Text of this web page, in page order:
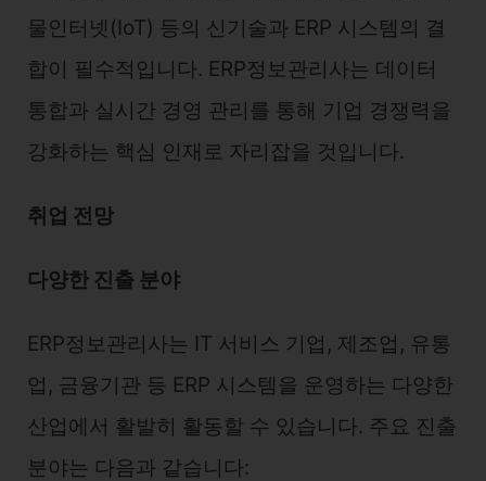
물인터넷(IoT) 등의 신기술과 ERP 시스템의 결
합이 필수적입니다. ERP정보관리사는 데이터
통합과 실시간 경영 관리를 통해 기업 경쟁력을
강화하는 핵심 인재로 자리잡을 것입니다.
취업 전망
다양한 진출 분야
ERP정보관리사는 IT 서비스 기업, 제조업, 유통
업, 금융기관 등 ERP 시스템을 운영하는 다양한
산업에서 활발히 활동할 수 있습니다. 주요 진출
분야는 다음과 같습니다: